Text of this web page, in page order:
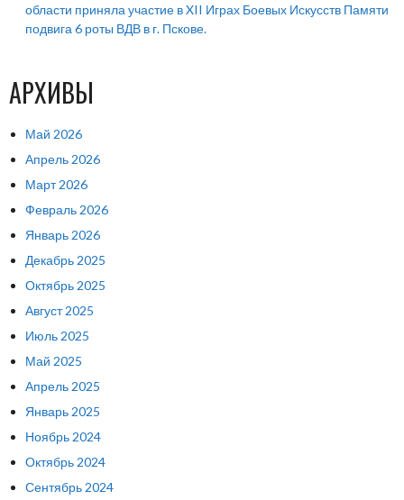
области приняла участие в XII Играх Боевых Искусств Памяти
подвига 6 роты ВДВ в г. Пскове.
АРХИВЫ
Май 2026
Апрель 2026
Март 2026
Февраль 2026
Январь 2026
Декабрь 2025
Октябрь 2025
Август 2025
Июль 2025
Май 2025
Апрель 2025
Январь 2025
Ноябрь 2024
Октябрь 2024
Сентябрь 2024